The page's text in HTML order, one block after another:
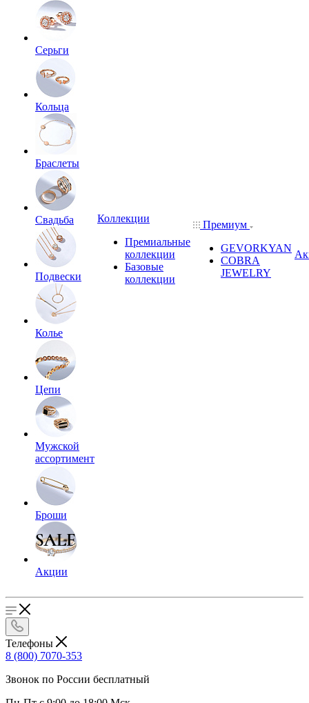
Серьги
Кольца
Браслеты
Свадьба
Подвески
Колье
Цепи
Мужской
ассортимент
Броши
Акции
Коллекции
Премиальные
коллекции
Базовые
коллекции
Премиум
GEVORKYAN
COBRA
JEWELRY
Телефоны
8 (800) 7070-353
Звонок по России бесплатный